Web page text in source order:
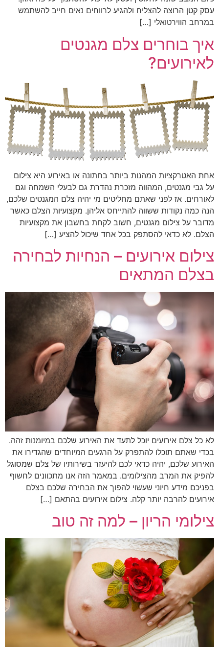
עסק קטן הרוצה להצליח ולהגיע לרווחים נאים חייב להשתמש
במרחב הווירטואלי […]
איך בוחרים צלם מגנטים
לאירועים?
אחת האטרקציות המהנות ביותר בחתונה או באירוע היא צילום
על גבי מגנטים, המהווה מזכרת נהדרת גם לבעלי השמחה וגם
לאורחים. אז לפני שאתם מחליטים מי יהיה צלם המגנטים שלכם,
הנה כמה נקודות ששווה להתייחס אליהן. מקצועיות הצלם כאשר
מדובר על צילום מגנטים, חשוב לקחת בחשבון את מקצועיות
הצלם. לא כדאי להסתפק בכל אחד שיכול להציע […]
צילום אירועים – הנחיות לבחירה
בצלם המתאים
לא כל צלם אירועים יוכל לתעד את האירוע שלכם במיומנות זהה.
בכדי שאתם תוכלו להתפרק על הרגעים המיוחדים שהגדירו את
האירוע שלכם, יהיה כדאי לכם להיעזר בשירותיו של צלם שמסוגל
להפיק את המרב מהצילומים. במאמר הזה אנו מתכוונים לחשוף
בפניכם מידע חיוני שעשוי להפוך את הבחירה שלכם בצלם
אירועים להרבה יותר קלה. צילום אירועים בהתאם […]
צילומי הריון – למה זה טוב